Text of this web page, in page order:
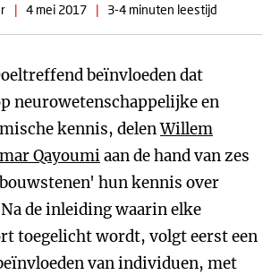
| 4 mei 2017 | 3-4 minuten leestijd
beïnvloeden dat
neurowetenschappelijke en
kennis, delenWillem
Qayoumiaan de hand van zes
hun kennis over
de inleiding waarin elke
toegelicht wordt, volgt eerst een
van individuen, met